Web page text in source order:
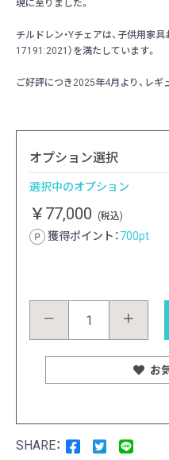
現に至りました。
チルドレン・Yチェアは、子供用家
17191:2021）を満たしています。
ご好評につき2025年4月より、レギ
オプション選択
選択中のオプション
￥77,000 (税込)
獲得ポイント：700pt
－ ＋
お